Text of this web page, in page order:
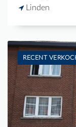
Linden
RECENT